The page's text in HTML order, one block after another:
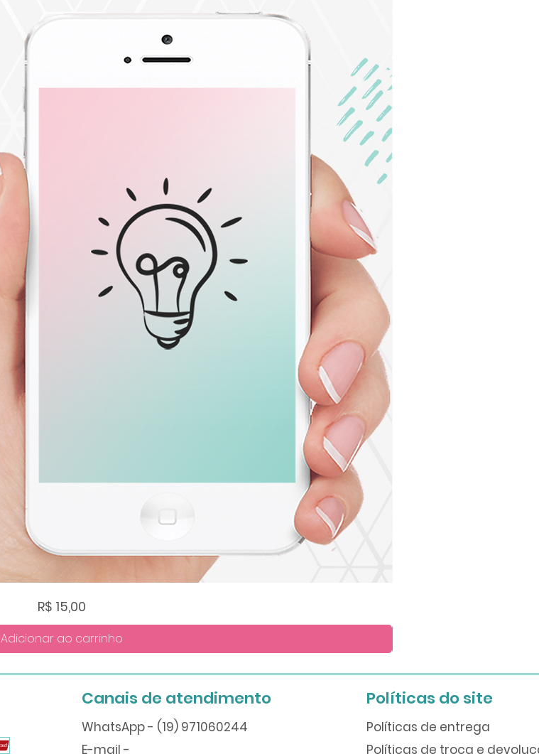
Visualização rápida
Preço
R$ 15,00
Adicionar ao carrinho
Canais de atendimento
WhatsApp - (19) 971060244
E-mail -
Políticas do site
Políticas de entrega
Políticas de troca e